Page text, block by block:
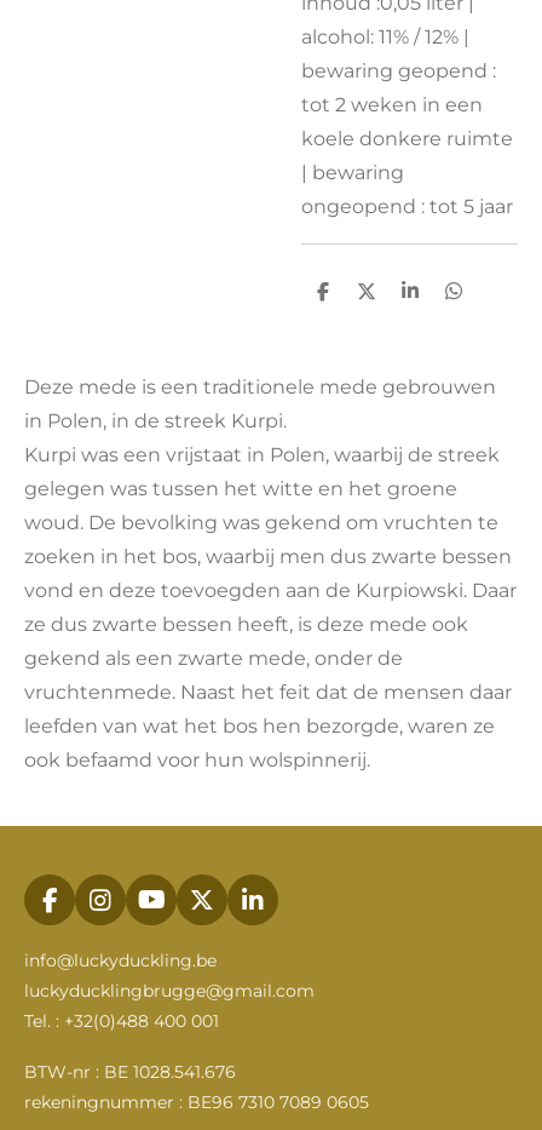
alcohol: 11% / 12% |
bewaring geopend :
tot 2 weken in een
koele donkere ruimte
| bewaring
ongeopend : tot 5 jaar
D
D
S
e
D
Deze mede is een traditionele mede gebrouwen
in Polen, in de streek Kurpi.
Kurpi was een vrijstaat in Polen, waarbij de streek
gelegen was tussen het witte en het groene
woud. De bevolking was gekend om vruchten te
zoeken in het bos, waarbij men dus zwarte bessen
vond en deze toevoegden aan de Kurpiowski. Daar
ze dus zwarte bessen heeft, is deze mede ook
gekend als een zwarte mede, onder de
vruchtenmede. Naast het feit dat de mensen daar
leefden van wat het bos hen bezorgde, waren ze
ook befaamd voor hun wolspinnerij.
F
a
c
e
b
o
k
I
n
s
t
a
g
a
m
Y
o
u
u
b
X
L
i
e
info@luckyduckling.be
luckyducklingbrugge@gmail.com
Tel. : +32(0)488 400 001
BTW-nr : BE 1028.541.676
rekeningnummer : BE96 7310 7089 0605